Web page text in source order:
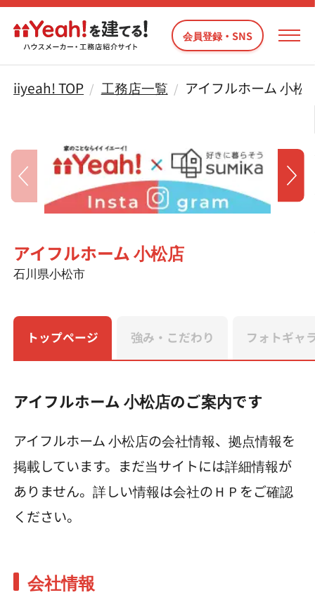
会員登録・SNS
iiyeah! TOP 工務店一覧 アイフルホーム 小松
アイフルホーム 小松店
石川県小松市
トップページ 強み・こだわり フォトギャ
アイフルホーム 小松店のご案内です
アイフルホーム 小松店の会社情報、拠点情報を
掲載しています。まだ当サイトには詳細情報が
ありません。詳しい情報は会社のＨＰをご確認
ください。
会社情報